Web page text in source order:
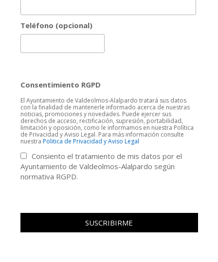
Teléfono (opcional)
Consentimiento RGPD
El Ayuntamiento de Valdeolmos-Alalpardo tratará sus datos
con la finalidad de mantenerle informado acerca de nuestras
noticias, promociones y novedades. Puede ejercer sus
derechos de acceso, rectificación, supresión, portabilidad,
limitación y oposición, como le informamos en nuestra Política
de Privacidad y Aviso Legal. Para más información consulte
nuestra Politica de Privacidad y Aviso Legal
Consiento el tratamiento de mis datos por el
Ayuntamiento de Valdeolmos-Alalpardo según
normativa RGPD.